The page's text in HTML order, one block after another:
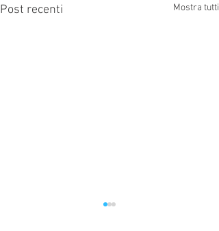
Post recenti Mostra tutti